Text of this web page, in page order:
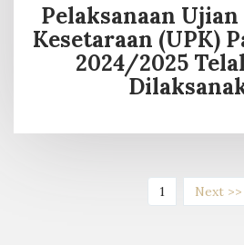
Pelaksanaan
Kesetaraan (UPK)
2024/2025
1(current)Next >>